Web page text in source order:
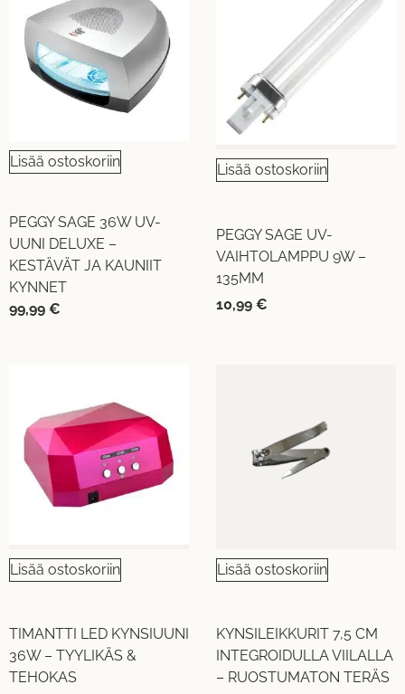
Lisää ostoskoriin
PEGGY SAGE 36W UV-
UUNI DELUXE –
KESTÄVÄT JA KAUNIIT
KYNNET
99,99 €
Lisää ostoskoriin
PEGGY SAGE UV-
VAIHTOLAMPPU 9W –
135MM
10,99 €
Lisää ostoskoriin
TIMANTTI LED KYNSIUUNI
36W – TYYLIKÄS &
TEHOKAS
Lisää ostoskoriin
KYNSILEIKKURIT 7,5 CM
INTEGROIDULLA VIILALLA
– RUOSTUMATON TERÄS